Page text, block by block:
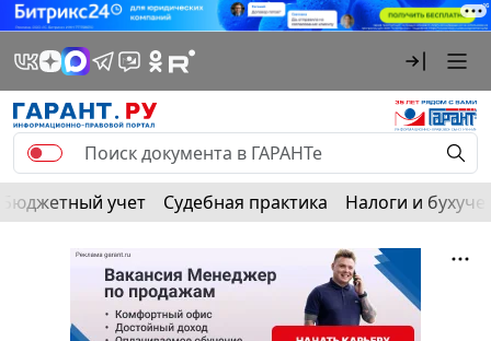
Бюджетный учет Судебная практика Налоги и